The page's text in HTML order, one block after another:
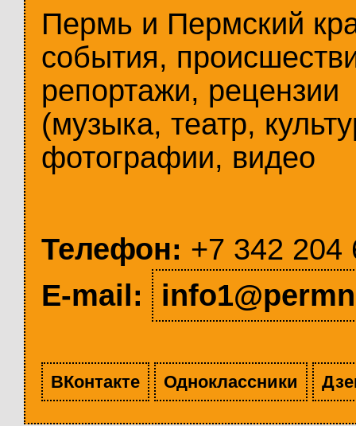
Пермь и Пермский
события,
репортажи, рецензии
(музыка, театр,
фотографии, видео
Телефон: +7 342 204
E-mail:
ВКонтакте Одноклассники